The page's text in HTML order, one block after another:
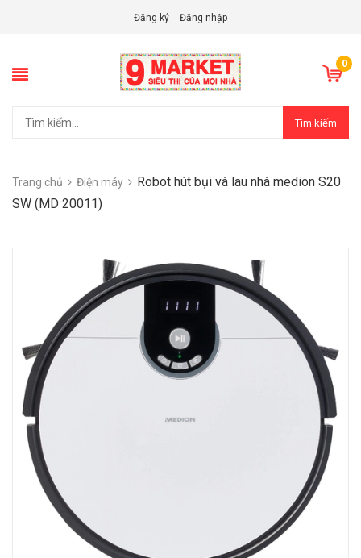
Đăng ký Đăng nhập
0
Tìm kiếm
Trang chủ Điện máy
Robot hút bụi và lau nhà medion S20
SW (MD 20011)